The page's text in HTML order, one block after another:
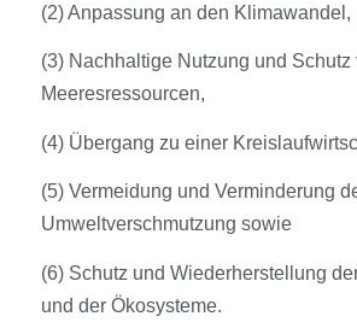
(2) Anpassung an den Klimawandel,
(3) Nachhaltige Nutzung und Schutz
Meeresressourcen,
(4) Übergang zu einer
(5) Vermeidung und Verminderung
Umweltverschmutzung sowie
(6) Schutz und Wiederherstellung
und der Ökosysteme.